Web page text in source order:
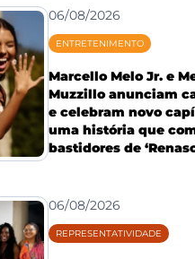
06/08/2026
ENTRETENIMENTO
Marcello Melo Jr. e
Muzzillo anunciam
e celebram novo
uma história que
bastidores de
06/08/2026
REPRESENTATIVIDADE